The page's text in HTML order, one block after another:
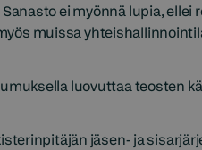
ei myönnä lupia, ellei
muissa
luovuttaa teosten
jäsen- ja